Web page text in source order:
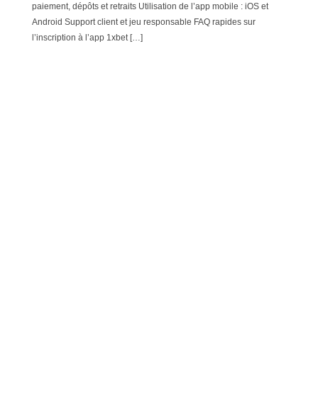
paiement, dépôts et retraits Utilisation de l’app mobile : iOS et
Android Support client et jeu responsable FAQ rapides sur
l’inscription à l’app 1xbet […]